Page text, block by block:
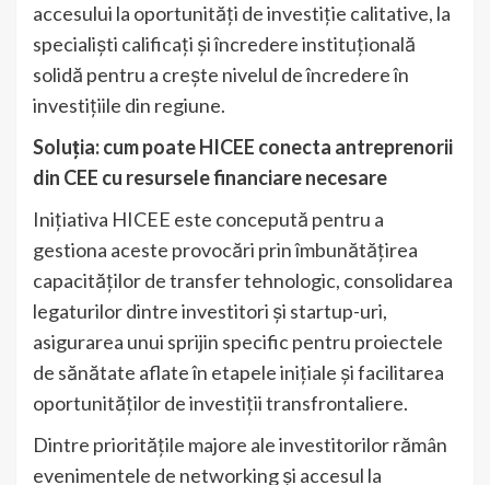
accesului la oportunități de investiție calitative, la
specialiști calificați și încredere instituțională
solidă pentru a crește nivelul de încredere în
investițiile din regiune.
Soluția: cum poate HICEE conecta antreprenorii
din CEE cu resursele financiare necesare
Inițiativa HICEE este concepută pentru a
gestiona aceste provocări prin îmbunătățirea
capacităților de transfer tehnologic, consolidarea
legaturilor dintre investitori și startup-uri,
asigurarea unui sprijin specific pentru proiectele
de sănătate aflate în etapele inițiale și facilitarea
oportunităților de investiții transfrontaliere.
Dintre prioritățile majore ale investitorilor rămân
evenimentele de networking și accesul la